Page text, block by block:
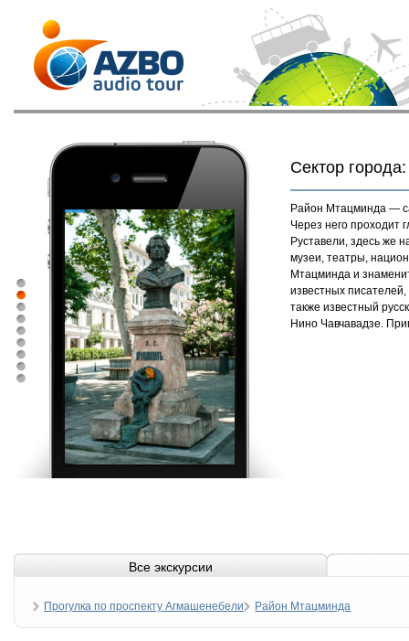
Сектор
Район Мтацминда —
Через него проходит
Руставели, здесь же
музеи, театры,
Мтацминда и
известных
также известный
Нино Чавчавадзе.
Все экскурсии
Прогулка по проспекту Агмашенебели Район Мтацминда